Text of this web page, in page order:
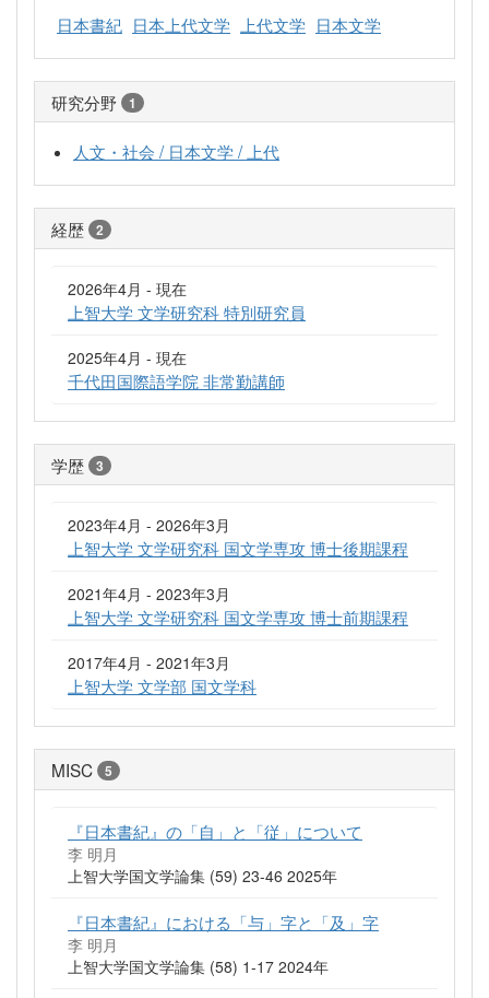
日本書紀 日本上代文学 上代文学 日本文学
研究分野 1
人文・社会 / 日本文学 / 上代
経歴 2
2026年4月 - 現在
上智大学 文学研究科 特別研究員
2025年4月 - 現在
千代田国際語学院 非常勤講師
学歴 3
2023年4月 - 2026年3月
上智大学 文学研究科 国文学専攻 博士後期課程
2021年4月 - 2023年3月
上智大学 文学研究科 国文学専攻 博士前期課程
2017年4月 - 2021年3月
上智大学 文学部 国文学科
MISC 5
『日本書紀』の「自」と「従」について
李 明月
上智大学国文学論集 (59) 23-46 2025年
『日本書紀』における「与」字と「及」字
李 明月
上智大学国文学論集 (58) 1-17 2024年